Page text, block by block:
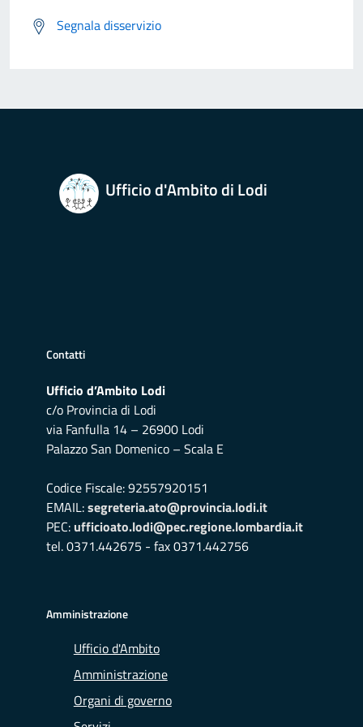
Segnala disservizio
Ufficio d'Ambito di Lodi
Contatti
Ufficio d’Ambito Lodi
c/o Provincia di Lodi
via Fanfulla 14 – 26900 Lodi
Palazzo San Domenico – Scala E
Codice Fiscale: 92557920151
EMAIL:segreteria.ato@provincia.lodi.it
PEC: ufficioato.lodi@pec.regione.lombardia.it
tel. 0371.442675 - fax 0371.442756
Amministrazione
Ufficio d'Ambito
Amministrazione
Organi di governo